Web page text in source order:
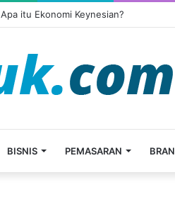
Apa itu Ekonomi Keynesian?
BISNIS PEMASARAN